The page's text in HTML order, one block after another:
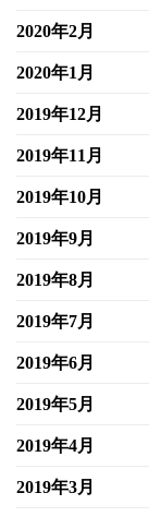
2020年2月
2020年1月
2019年12月
2019年11月
2019年10月
2019年9月
2019年8月
2019年7月
2019年6月
2019年5月
2019年4月
2019年3月